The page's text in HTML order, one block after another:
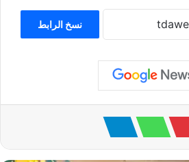
نسخ الرابط